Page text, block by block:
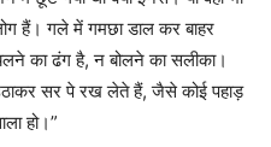
हैं। गले में गमछा डाल कर बाहर
का ढंग है, न बोलने का सलीका।
सर पे रख लेते हैं, जैसे कोई पहाड़
हो।”